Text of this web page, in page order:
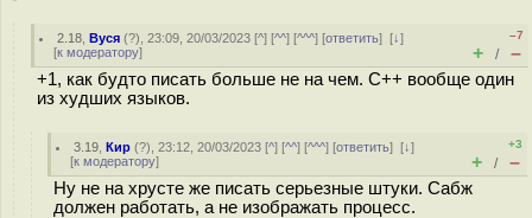
2.18 ,Вуся (?), 23:09, 20/03/2023 [^] [^^] [^^^] [ответить][↓]
[к модератору]
–7
+ / –
+1, как будто писать больше не на чем. С++ вообще один
из худших языков.
3.19 ,Кир (?), 23:12, 20/03/2023 [^] [^^] [^^^] [ответить][↓]
[к модератору]
+3
+ / –
Ну не на хрусте же писать серьезные штуки. Сабж
должен работать, а не изображать процесс.